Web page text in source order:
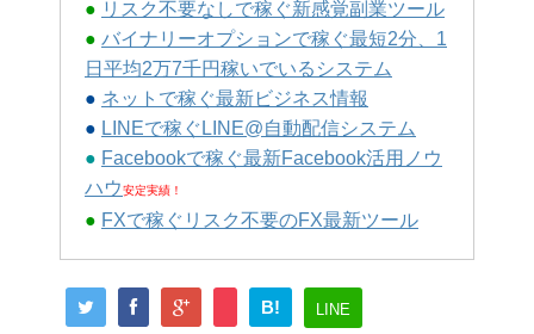
● リスク不要なしで稼ぐ新感覚副業ツール
● バイナリーオプションで稼ぐ最短2分、1
日平均2万7千円稼いでいるシステム
● ネットで稼ぐ最新ビジネス情報
● LINEで稼ぐLINE@自動配信システム
● Facebookで稼ぐ最新Facebook活用ノウ
ハウ安定実績！
● FXで稼ぐリスク不要のFX最新ツール
B! LINE